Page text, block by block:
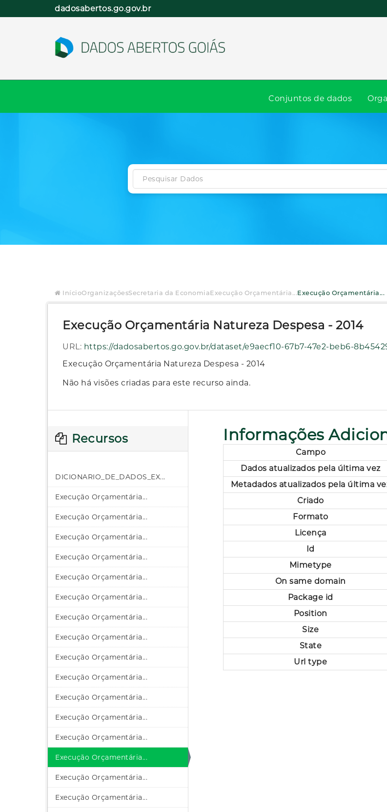
dadosabertos.go.gov.br
Conjuntos de dados
InícioOrganizaçõesSecretaria da EconomiaExecução Orçamentária...Execução Orçamentária...
Execução Orçamentária Natureza Despesa - 2014
URL: https://dadosabertos.go.gov.br/dataset/e9aecf10-67b7-47e2-beb6-8b45429e099b/resource/119845cc-d1c6-4c3f-a8b1-95118a10fc7d/
Execução Orçamentária Natureza Despesa - 2014
Não há visões criadas para este recurso ainda.
Recursos
DICIONARIO_DE_DADOS_EX...
Execução Orçamentária...
Execução Orçamentária...
Execução Orçamentária...
Execução Orçamentária...
Execução Orçamentária...
Execução Orçamentária...
Execução Orçamentária...
Execução Orçamentária...
Execução Orçamentária...
Execução Orçamentária...
Execução Orçamentária...
Execução Orçamentária...
Execução Orçamentária...
Execução Orçamentária...
Execução Orçamentária...
Execução Orçamentária...
Informações
Campo
Dados atualizados pela última vez
Metadados atualizados pela última
Criado
Formato
Licença
Id
Mimetype
On same domain
Package id
Position
Size
State
Url type